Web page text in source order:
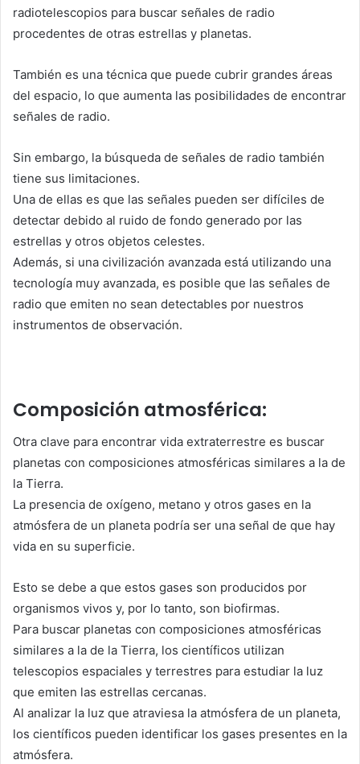
radiotelescopios para buscar señales de radio
procedentes de otras estrellas y planetas.
También es una técnica que puede cubrir grandes áreas
del espacio, lo que aumenta las posibilidades de encontrar
señales de radio.
Sin embargo, la búsqueda de señales de radio también
tiene sus limitaciones.
Una de ellas es que las señales pueden ser difíciles de
detectar debido al ruido de fondo generado por las
estrellas y otros objetos celestes.
Además, si una civilización avanzada está utilizando una
tecnología muy avanzada, es posible que las señales de
radio que emiten no sean detectables por nuestros
instrumentos de observación.
Composición atmosférica:
Otra clave para encontrar vida extraterrestre es buscar
planetas con composiciones atmosféricas similares a la de
la Tierra.
La presencia de oxígeno, metano y otros gases en la
atmósfera de un planeta podría ser una señal de que hay
vida en su superficie.
Esto se debe a que estos gases son producidos por
organismos vivos y, por lo tanto, son biofirmas.
Para buscar planetas con composiciones atmosféricas
similares a la de la Tierra, los científicos utilizan
telescopios espaciales y terrestres para estudiar la luz
que emiten las estrellas cercanas.
Al analizar la luz que atraviesa la atmósfera de un planeta,
los científicos pueden identificar los gases presentes en la
atmósfera.